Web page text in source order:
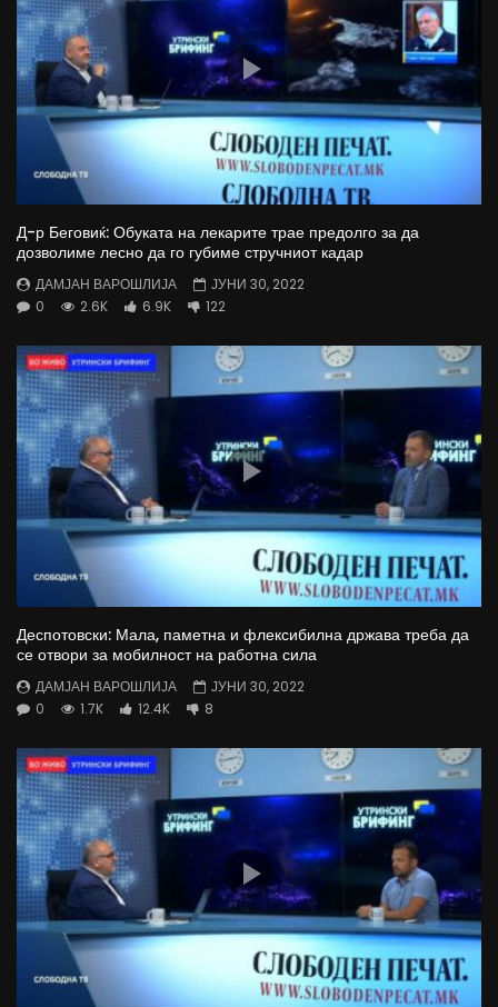
Д-р Беговиќ: Обуката на лекарите трае предолго за да
дозволиме лесно да го губиме стручниот кадар
ДАМЈАН ВАРОШЛИЈА
ЈУНИ 30, 2022
0
2.6K 6.9K 122
Деспотовски: Мала, паметна и флексибилна држава треба да
се отвори за мобилност на работна сила
ДАМЈАН ВАРОШЛИЈА
ЈУНИ 30, 2022
0
1.7K 12.4K 8